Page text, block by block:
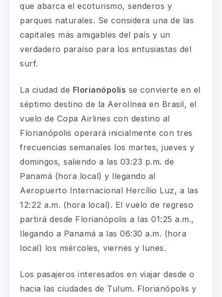
que abarca el ecoturismo, senderos y
parques naturales. Se considera una de las
capitales más amigables del país y un
verdadero paraíso para los entusiastas del
surf.
La ciudad de Florianópolis se convierte en el
séptimo destino de la Aerolínea en Brasil, el
vuelo de Copa Airlines con destino al
Florianópolis operará inicialmente con tres
frecuencias semanales los martes, jueves y
domingos, saliendo a las 03:23 p.m. de
Panamá (hora local) y llegando al
Aeropuerto Internacional Hercílio Luz, a las
12:22 a.m. (hora local). El vuelo de regreso
partirá desde Florianópolis a las 01:25 a.m.,
llegando a Panamá a las 06:30 a.m. (hora
local) los miércoles, viernes y lunes.
Los pasajeros interesados en viajar desde o
hacia las ciudades de Tulum. Florianópolis y